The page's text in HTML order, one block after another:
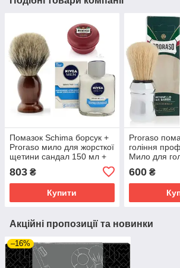
Помазок Schima борсук +
Proraso мило для жорсткої
щетини сандал 150 мл +
Nivea Men Sensitive 100
мл
803 ₴
Купити
Proraso
гоління
Мило для
сандаловим
мл 02751-3
600₴
Акційні пропозиції та новинки
–16%